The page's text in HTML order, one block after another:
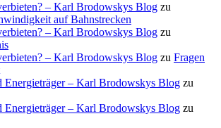
– Karl Brodowskys Blog zu
auf Bahnstrecken
– Karl Brodowskys Blog zu
– Karl Brodowskys Blog zu Fragen
Energieträger – Karl Brodowskys Blog zu
Energieträger – Karl Brodowskys Blog zu